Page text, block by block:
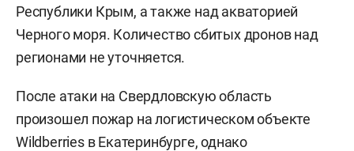
Республики Крым, а также над акваторией
Черного моря. Количество сбитых дронов над
регионами не уточняется.
После атаки на Свердловскую область
произошел пожар на логистическом объекте
Wildberries в Екатеринбурге, однако